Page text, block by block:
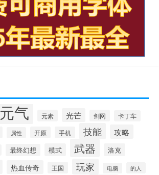
元气 元素 光芒 剑网 卡丁车
属性 开原 手机 技能 攻略
最终幻想 模式 武器 洛克
热血传奇 王国 玩家 电脑 的人